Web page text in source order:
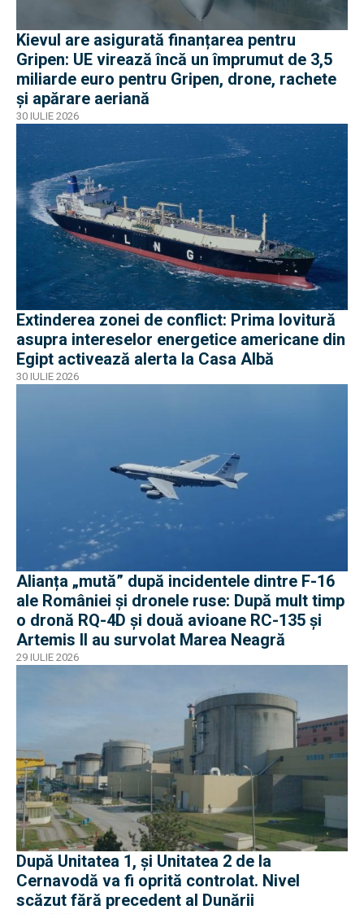
Kievul are asigurată finanțarea pentru
Gripen: UE virează încă un împrumut de 3,5
miliarde euro pentru Gripen, drone, rachete
și apărare aeriană
30 IULIE 2026
Extinderea zonei de conflict: Prima lovitură
asupra intereselor energetice americane din
Egipt activează alerta la Casa Albă
30 IULIE 2026
Alianța „mută” după incidentele dintre F-16
ale României și dronele ruse: După mult timp
o dronă RQ-4D și două avioane RC-135 și
Artemis II au survolat Marea Neagră
29 IULIE 2026
După Unitatea 1, și Unitatea 2 de la
Cernavodă va fi oprită controlat. Nivel
scăzut fără precedent al Dunării